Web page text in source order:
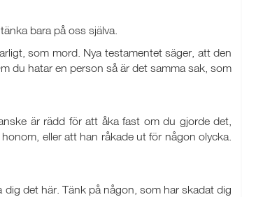
bara på oss själva.
som mord. Nya testamentet säger, att den
du hatar en person så är det samma sak, som
är rädd för att åka fast om du gjorde det,
eller att han råkade ut för någon olycka.
det här. Tänk på någon, som har skadat dig